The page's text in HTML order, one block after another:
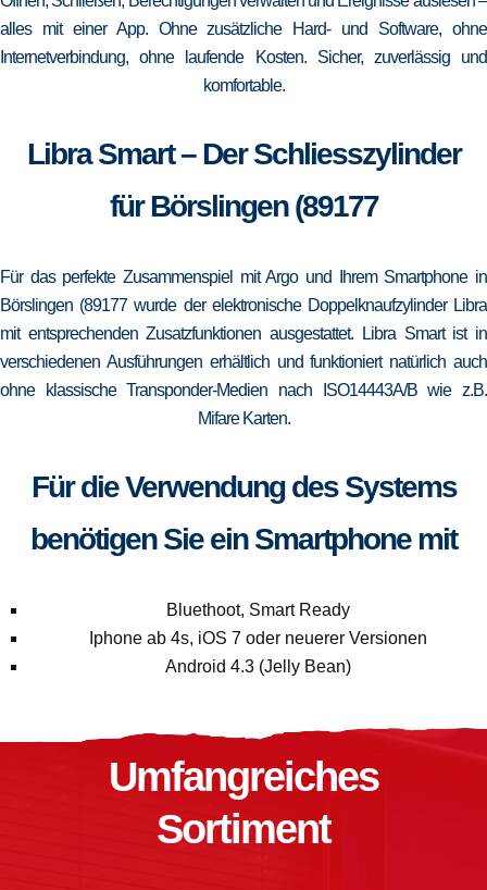
alles mit einer App. Ohne zusätzliche Hard- und Software, ohne
Internetverbindung, ohne laufende Kosten. Sicher, zuverlässig und
komfortable.
Libra Smart – Der Schliesszylinder
für Börslingen (89177
Für das perfekte Zusammenspiel mit Argo und Ihrem Smartphone in
Börslingen (89177 wurde der elektronische Doppelknaufzylinder Libra
mit entsprechenden Zusatzfunktionen ausgestattet. Libra Smart ist in
verschiedenen Ausführungen erhältlich und funktioniert natürlich auch
ohne klassische Transponder-Medien nach ISO14443A/B wie z.B.
Mifare Karten.
Für die Verwendung des Systems
benötigen Sie ein Smartphone mit
Bluethoot, Smart Ready
Iphone ab 4s, iOS 7 oder neuerer Versionen
Android 4.3 (Jelly Bean)
Umfangreiches
Sortiment